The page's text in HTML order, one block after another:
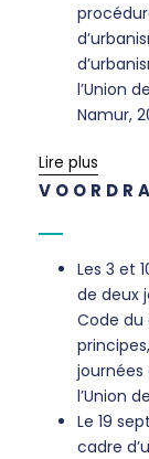
l’Union
Namur,
Lire plus
Les 3 et
de deux
Code du
journées
l’Union
Le 19
cadre